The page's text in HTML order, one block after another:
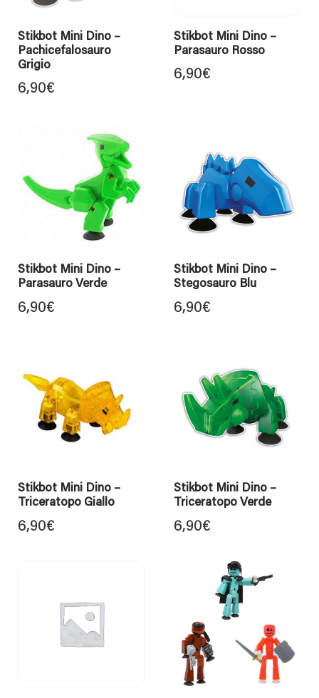
Stikbot Mini Dino –
Pachicefalosauro
Grigio
6,90€
Stikbot Mini Dino –
Parasauro Rosso
6,90€
Stikbot Mini Dino –
Parasauro Verde
6,90€
Stikbot Mini Dino –
Stegosauro Blu
6,90€
Stikbot Mini Dino –
Triceratopo Giallo
6,90€
Stikbot Mini Dino –
Triceratopo Verde
6,90€